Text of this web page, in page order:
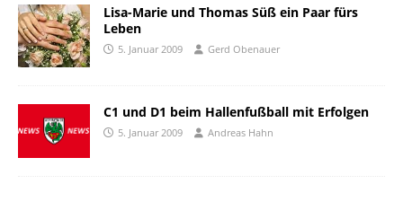
Lisa-Marie und Thomas Süß ein Paar fürs
Leben
5. Januar 2009 Gerd Obenauer
C1 und D1 beim Hallenfußball mit Erfolgen
5. Januar 2009 Andreas Hahn